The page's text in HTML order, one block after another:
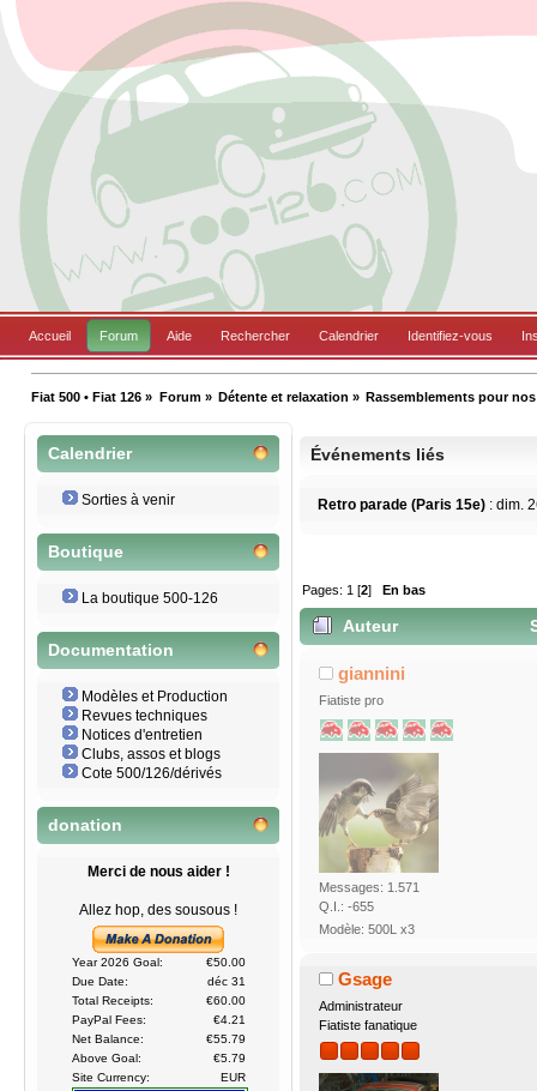
Accueil Forum Aide Rechercher Calendrier Identifiez-vous
Fiat 500 • Fiat 126 » Forum» Détente et relaxation » Rassemblements pour
Calendrier
Sorties à venir
Boutique
La boutique 500-126
Documentation
Modèles et Production
Revues techniques
Notices d'entretien
Clubs, assos et blogs
Cote 500/126/dérivés
donation
Merci de nous aider !
Allez hop, des sousous !
Year 2026 Goal:
€50.00
Due Date:
déc 31
Total Receipts:
€60.00
PayPal Fees:
€4.21
Net Balance:
€55.79
Above Goal:
€5.79
Site Currency:
EUR
Événements liés
Retro parade (Paris 15e) : dim.
Pages: 1 [2]En bas
Auteur
giannini
Fiatiste pro
Messages: 1.571
Q.I.: -655
Modèle: 500L x3
Gsage
Administrateur
Fiatiste fanatique